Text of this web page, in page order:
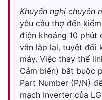
Khuyến nghị chuyên
yêu cầu thợ đến
điện khoảng 10 phút
vẫn lặp lại, tuyệt đối
máy. Việc thay thế
Cảm biến) bắt buộc
Part Number (P/N)
mạch Inverter của LG.